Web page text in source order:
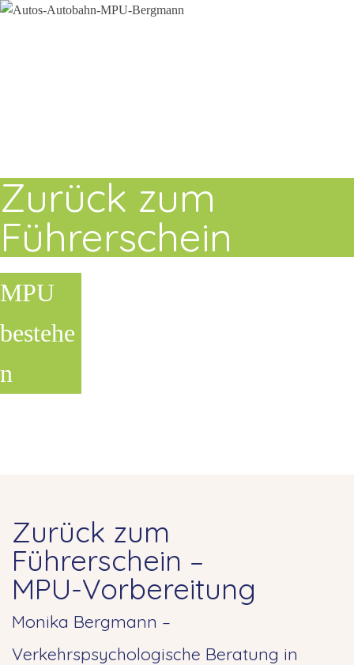
Zurück zum
Führerschein
MPU
bestehe
n
Zurück zum
Führerschein –
MPU-Vorbereitung
Monika Bergmann –
Verkehrspsychologische Beratung in